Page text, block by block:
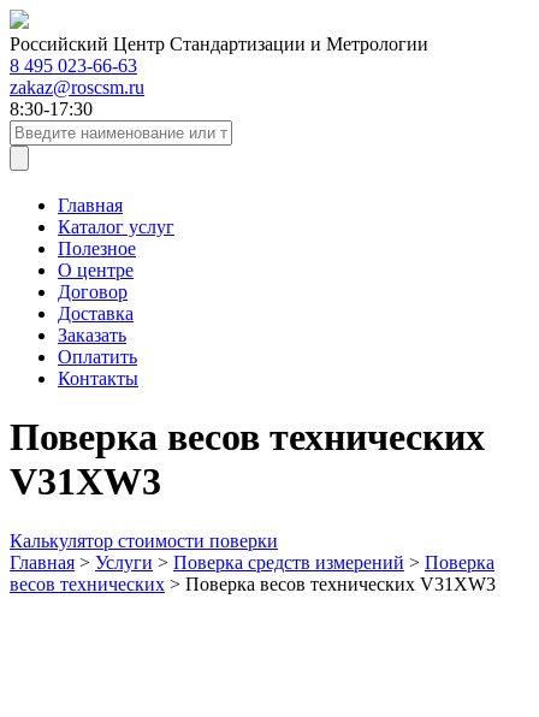
Российский Центр Стандартизации и Метрологии
8 495 023-66-63
zakaz@roscsm.ru
8:30-17:30
Главная
Каталог услуг
Полезное
О центре
Договор
Доставка
Заказать
Оплатить
Контакты
Поверка весов технических
V31XW3
Калькулятор стоимости поверки
Главная > Услуги > Поверка средств измерений > Поверка
весов технических > Поверка весов технических V31XW3